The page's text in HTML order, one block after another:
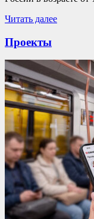
Читать далее
Проекты